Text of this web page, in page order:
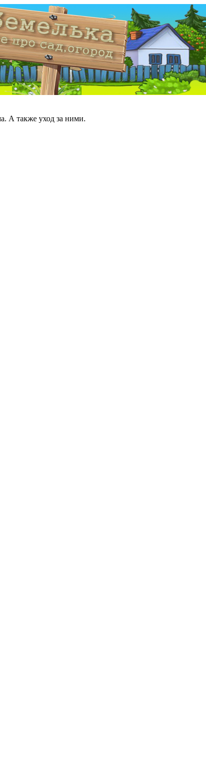
А также уход за ними.